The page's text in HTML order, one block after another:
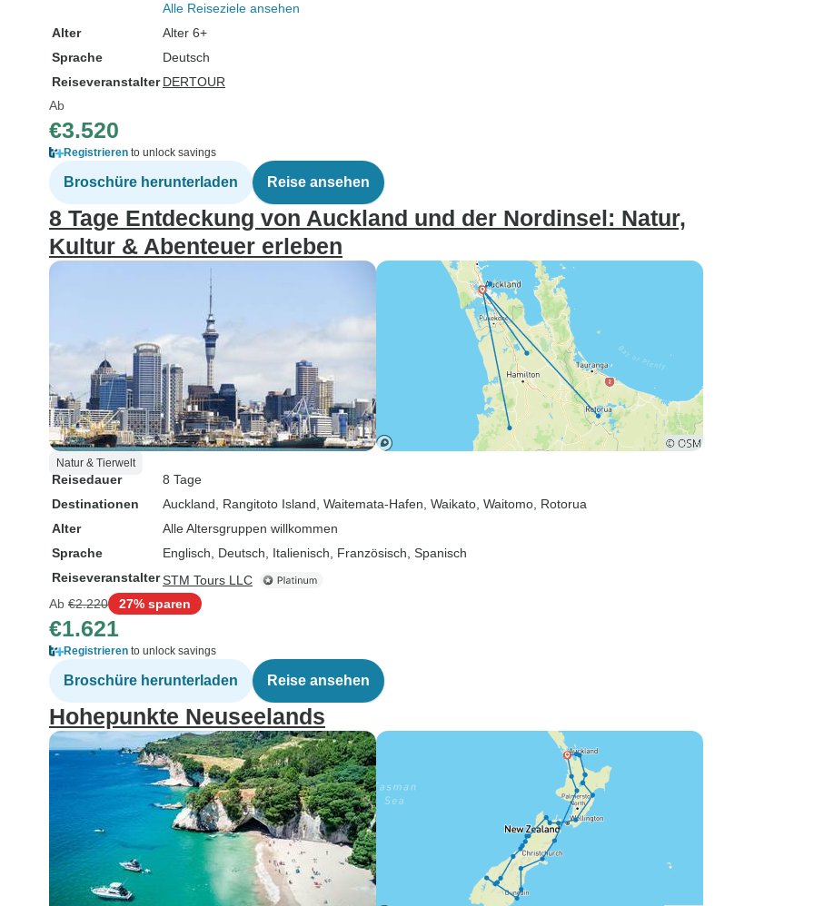
Alle Reiseziele ansehen
Alter
Alter 6+
Sprache
Deutsch
Reiseveranstalter DERTOUR
Ab
€3.520
Registrieren to unlock savings
Broschüre herunterladen Reise ansehen
8 Tage Entdeckung von Auckland und der Nordinsel: Natur,
Kultur & Abenteuer erleben
Natur & Tierwelt
Reisedauer
8 Tage
Destinationen
Auckland , Rangitoto Island , Waitemata-Hafen , Waikato , Waitomo , Rotorua
Alter
Alle Altersgruppen willkommen
Sprache
Englisch, Deutsch, Italienisch, Französisch, Spanisch
ReiseveranstalterSTM Tours LLC
Ab €2.220 27% sparen
€1.621
Registrieren to unlock savings
Broschüre herunterladen Reise ansehen
Hohepunkte Neuseelands